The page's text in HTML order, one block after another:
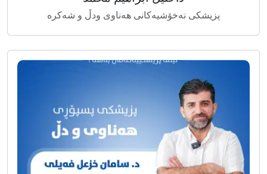
پزیشکی نەخۆشیەکانی هەناوی ودڵ و شەکرە